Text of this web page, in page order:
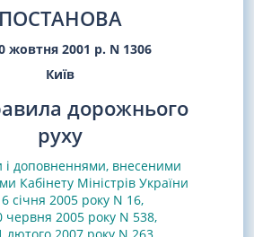
ПОСТАНОВА
жовтня 2001 р. N 1306
Київ
дорожнього
руху
і доповненнями, внесеними
Кабінету Міністрів України
6 січня 2005 року N 16,
червня 2005 року N 538,